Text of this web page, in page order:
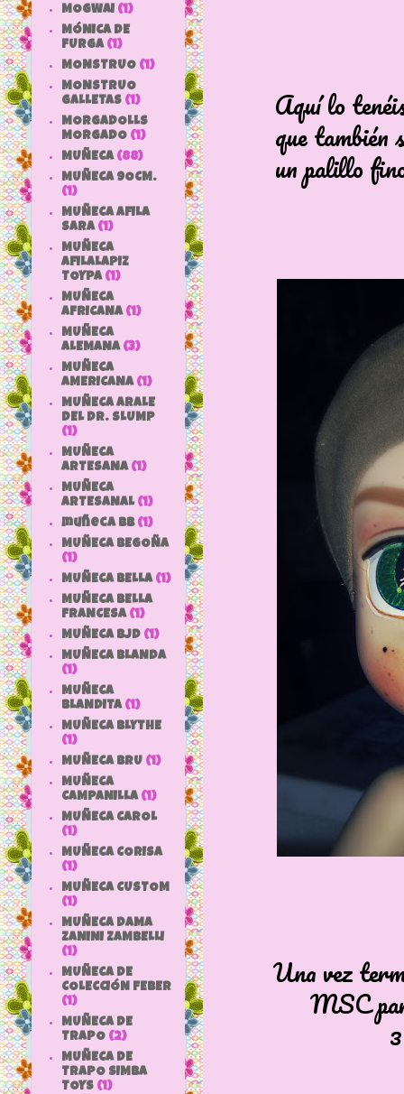
Aquí lo tenéis
que también se
un palillo
Una vez
MSC
MOGWAI (1)
MÓNICA DE
FURGA (1)
MONSTRUO (1)
MONSTRUO
GALLETAS (1)
MORGADOLLS
MORGADO (1)
MUÑECA (88)
MUÑECA 9OCM.
(1)
MUÑECA AFILA
SARA (1)
MUÑECA
AFILALAPIZ
TOYPA (1)
MUÑECA
AFRICANA (1)
MUÑECA
ALEMANA (3)
MUÑECA
AMERICANA (1)
MUÑECA ARALE
DEL DR. SLUMP
(1)
MUÑECA
ARTESANA (1)
MUÑECA
ARTESANAL (1)
muñeca bb (1)
MUÑECA BEGOÑA
(1)
MUÑECA BELLA (1)
MUÑECA BELLA
FRANCESA (1)
MUÑECA BJD (1)
MUÑECA BLANDA
(1)
MUÑECA
BLANDITA (1)
MUÑECA BLYTHE
(1)
MUÑECA BRU (1)
MUÑECA
CAMPANILLA (1)
MUÑECA CAROL
(1)
MUÑECA CORISA
(1)
MUÑECA CUSTOM
(1)
MUÑECA DAMA
ZANINI ZAMBELLI
(1)
MUÑECA DE
COLECCIÓN FEBER
(1)
MUÑECA DE
TRAPO (2)
MUÑECA DE
TRAPO SIMBA
TOYS (1)